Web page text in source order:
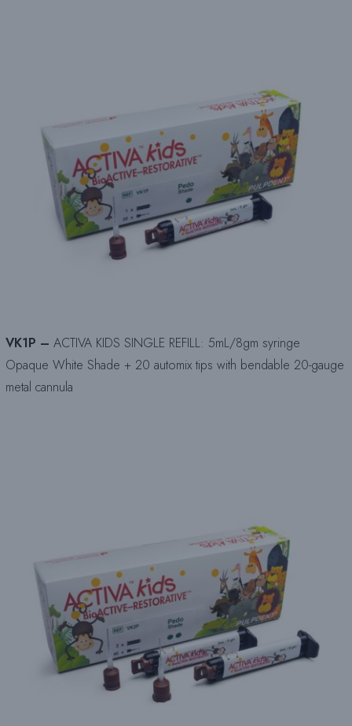
VK1P – ACTIVA KIDS SINGLE REFILL: 5mL/8gm syringe
Opaque White Shade + 20 automix tips with bendable 20-gauge
metal cannula